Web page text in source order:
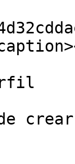
de